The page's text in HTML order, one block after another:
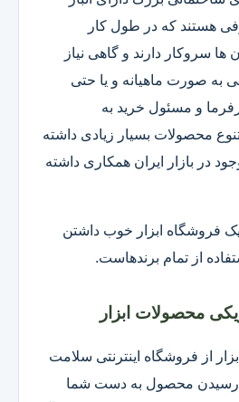
هستند که در طول کار
ها سروکار دارند و گاهی نیاز
به صورت ماهیانه و یا حتی
و مسئول خرید به
محصولات بسیار زیادی داشته
در بازار ایران همکاری داشته
فروشگاه ابزار خوب داشتن
از تمام برندهاست.
محصولات ابزار
از فروشگاه اینترنتی سلامت
رسیدن محصول به دست شما